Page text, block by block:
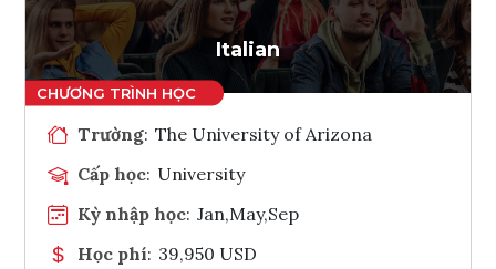
Tham vấn Interlink
Italian
Trường: The University of Arizona
Cấp học: University
Kỳ nhập học: Jan,May,Sep
Học phí: 39,950 USD